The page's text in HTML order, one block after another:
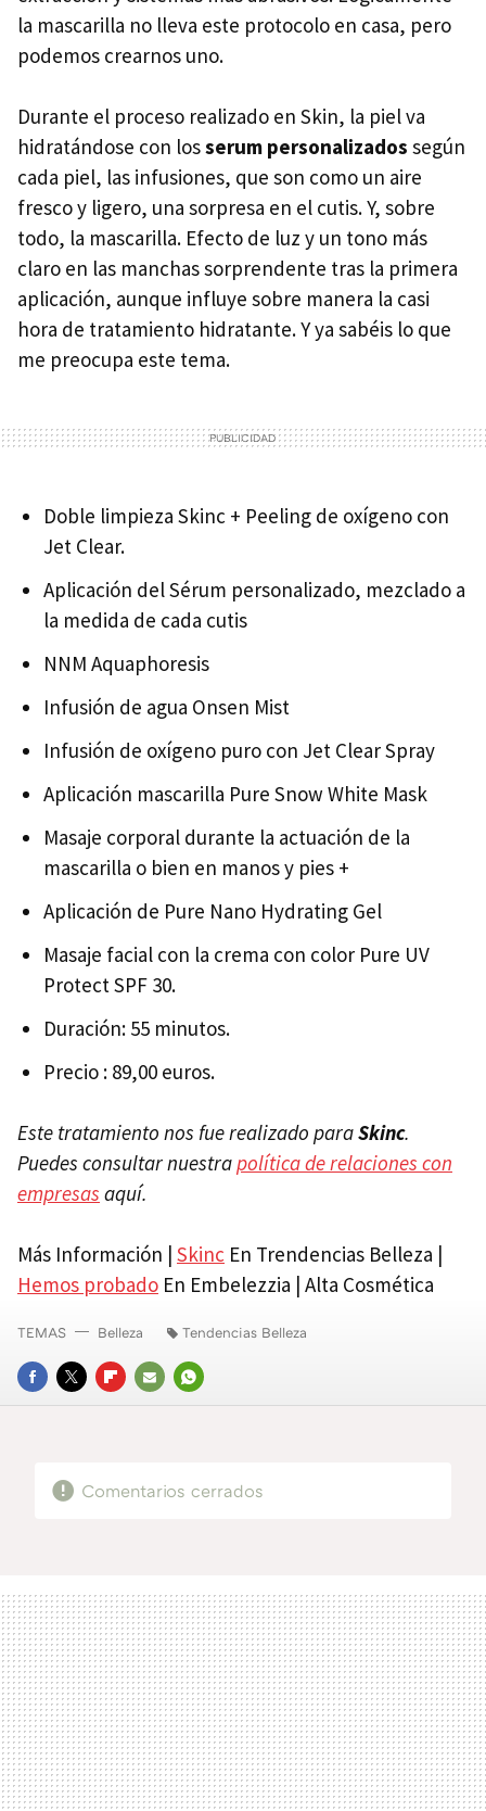
la mascarilla no lleva este protocolo en casa, pero
podemos crearnos uno.
Durante el proceso realizado en Skin, la piel va
hidratándose con losserum personalizados según
cada piel, las infusiones, que son como un aire
fresco y ligero, una sorpresa en el cutis. Y, sobre
todo, la mascarilla. Efecto de luz y un tono más
claro en las manchas sorprendente tras la primera
aplicación, aunque influye sobre manera la casi
hora de tratamiento hidratante. Y ya sabéis lo que
me preocupa este tema.
Doble limpieza Skinc + Peeling de oxígeno con
Jet Clear.
Aplicación del Sérum personalizado, mezclado a
la medida de cada cutis
NNM Aquaphoresis
Infusión de agua Onsen Mist
Infusión de oxígeno puro con Jet Clear Spray
Aplicación mascarilla Pure Snow White Mask
Masaje corporal durante la actuación de la
mascarilla o bien en manos y pies +
Aplicación de Pure Nano Hydrating Gel
Masaje facial con la crema con color Pure UV
Protect SPF 30.
Duración: 55 minutos.
Precio : 89,00 euros.
Este tratamiento nos fue realizado paraSkinc.
Puedes consultar nuestrapolítica de relaciones con
empresas aquí.
Más Información | Skinc En Trendencias Belleza |
Hemos probado En Embelezzia | Alta Cosmética
FACEBOOK
TWITTERFLIPBOARD
E-
WHATSAPP
TEMAS Belleza Tendencias Belleza
Comentarios cerrados